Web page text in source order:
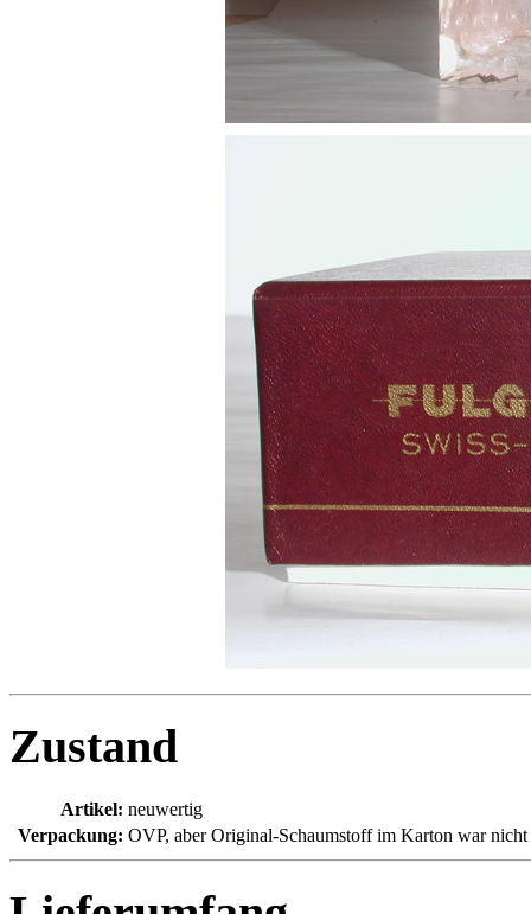
Zustand
Artikel: neuwertig
Verpackung: OVP, aber Original-Schaumstoff im Karton war